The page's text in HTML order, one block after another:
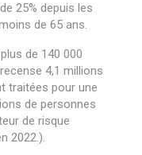
25% depuis les
de 65 ans.
de 140 000
4,1 millions
traitées pour une
de personnes
de risque
2022.).